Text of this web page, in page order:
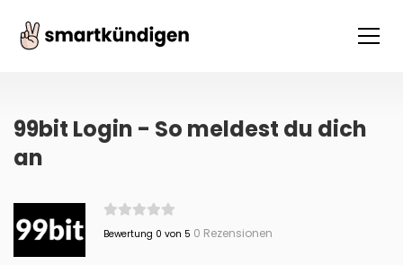
99bit Login - So meldest du dich
an
Bewertung 0 von 5 0 Rezensionen